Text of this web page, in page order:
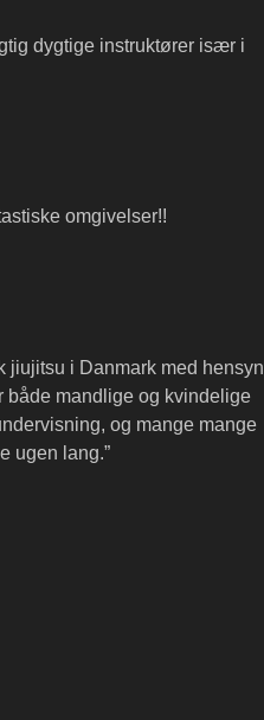
dygtige instruktører især i
omgivelser!!
jiujitsu i Danmark med hensyn
både mandlige og kvindelige
og mange mange
ugen lang.”